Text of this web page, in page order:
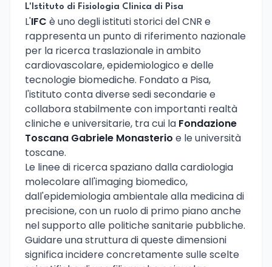
L'Istituto di Fisiologia Clinica di Pisa
L'IFC è uno degli istituti storici del CNR e
rappresenta un punto di riferimento nazionale
per la ricerca traslazionale in ambito
cardiovascolare, epidemiologico e delle
tecnologie biomediche. Fondato a Pisa,
l'istituto conta diverse sedi secondarie e
collabora stabilmente con importanti realtà
cliniche e universitarie, tra cui la Fondazione
Toscana Gabriele Monasterio e le università
toscane.
Le linee di ricerca spaziano dalla cardiologia
molecolare all'imaging biomedico,
dall'epidemiologia ambientale alla medicina di
precisione, con un ruolo di primo piano anche
nel supporto alle politiche sanitarie pubbliche.
Guidare una struttura di queste dimensioni
significa incidere concretamente sulle scelte